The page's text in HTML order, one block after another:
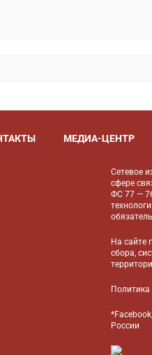
МЕДИА-ЦЕНТР
Сетевое
сфере
ФС 77 —
На сайте
сбора,
России